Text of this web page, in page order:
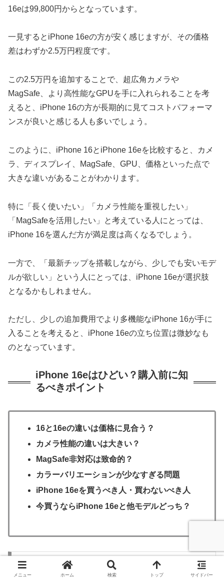
16eは99,800円からとなっています。
一見するとiPhone 16eの方が安く感じますが、その価格
差はわずか2.5万円程度です。
この2.5万円を追加することで、超広角カメラや
MagSafe、より高性能なGPUを手に入れられることを考
えると、iPhone 16の方が長期的に見てコストパフォーマ
ンスが良いと感じる人も多いでしょう。
このように、iPhone 16とiPhone 16eを比較すると、カメ
ラ、ディスプレイ、MagSafe、GPU、価格といった点で
大きな違いがあることがわかります。
特に「長く使いたい」「カメラ性能を重視したい」
「MagSafeを活用したい」と考えている人にとっては、
iPhone 16を選んだ方が満足度は高くなるでしょう。
一方で、「最新チップを搭載しながら、少しでも安いモデ
ルが欲しい」という人にとっては、iPhone 16eが選択肢
となるかもしれません。
ただし、少しの追加費用でより多機能なiPhone 16が手に
入ることを考えると、iPhone 16eの立ち位置は微妙なも
のとなっています。
iPhone 16eはひどい？購入前に知
るべきポイント
16と16eの違いは価格に見合う？
カメラ性能の違いは大きい？
MagSafe非対応は致命的？
カラーバリエーションが少なすぎる問題
iPhone 16eを買うべき人・買わないべき人
今買うならiPhone 16eと他モデルどっち？
16と16eの違いは価格に見合う？
メニュー ホーム 検索 トップ サイドバー